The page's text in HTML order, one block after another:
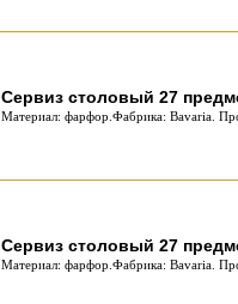
Сервиз столовый 27
Материал: фарфор.Фабрика: Bavaria.
Сервиз столовый 27
Материал: фарфор.Фабрика: Bavaria.